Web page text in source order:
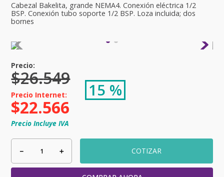
Cabezal Bakelita, grande NEMA4. Conexión eléctrica 1/2
BSP. Conexión tubo soporte 1/2 BSP. Loza incluida; dos
bornes
$26.549
15 %
$22.566
Precio Incluye IVA
＋
－ COTIZAR